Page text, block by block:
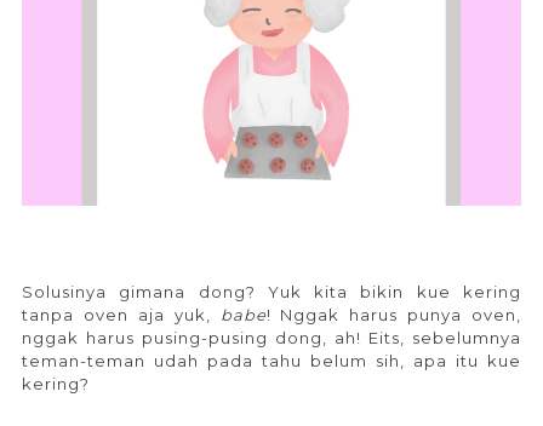
Solusinya gimana dong? Yuk kita bikin kue kering
tanpa oven aja yuk, babe! Nggak harus punya oven,
nggak harus pusing-pusing dong, ah! Eits, sebelumnya
teman-teman udah pada tahu belum sih, apa itu kue
kering?